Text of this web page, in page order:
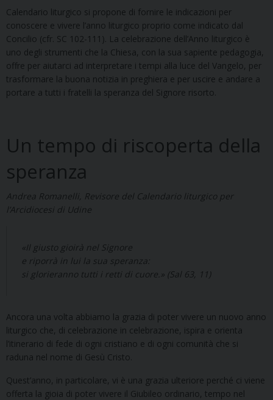
Calendario liturgico si propone di fornire le indicazioni per
conoscere e vivere l’anno liturgico proprio come indicato dal
Concilio (cfr. SC 102-111). La celebrazione dell’Anno liturgico è
uno degli strumenti che la Chiesa, con la sua sapiente pedagogia,
offre per aiutarci ad interpretare i tempi alla luce del Vangelo, per
trasformare la buona notizia in preghiera e per uscire e andare a
portare a tutti i fratelli la speranza del Signore risorto.
Un tempo di riscoperta della
speranza
Andrea Romanelli, Revisore del Calendario liturgico per
l’Arcidiocesi di Udine
«Il giusto gioirà nel Signore
e riporrà in lui la sua speranza:
si glorieranno tutti i retti di cuore.» (Sal 63, 11)
Ancora una volta abbiamo la grazia di poter vivere un nuovo anno
liturgico che, di celebrazione in celebrazione, ispira e orienta
l’itinerario di fede di ogni cristiano e di ogni comunità che si
raduna nel nome di Gesù Cristo.
Quest’anno, in particolare, vi è una grazia ulteriore perché ci viene
offerta la gioia di poter vivere il Giubileo ordinario, tempo nel